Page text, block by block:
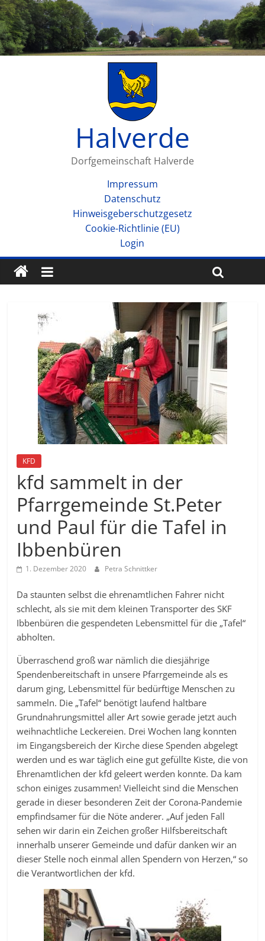
Halverde
Dorfgemeinschaft Halverde
Impressum
Datenschutz
Hinweisgeberschutzgesetz
Cookie-Richtlinie (EU)
Login
KFD
kfd sammelt in der
Pfarrgemeinde St.Peter
und Paul für die Tafel in
Ibbenbüren
1. Dezember 2020 Petra Schnittker
Da staunten selbst die ehrenamtlichen Fahrer nicht
schlecht, als sie mit dem kleinen Transporter des SKF
Ibbenbüren die gespendeten Lebensmittel für die „Tafel“
abholten.
Überraschend groß war nämlich die diesjährige
Spendenbereitschaft in unsere Pfarrgemeinde als es
darum ging, Lebensmittel für bedürftige Menschen zu
sammeln. Die „Tafel“ benötigt laufend haltbare
Grundnahrungsmittel aller Art sowie gerade jetzt auch
weihnachtliche Leckereien. Drei Wochen lang konnten
im Eingangsbereich der Kirche diese Spenden abgelegt
werden und es war täglich eine gut gefüllte Kiste, die von
Ehrenamtlichen der kfd geleert werden konnte. Da kam
schon einiges zusammen! Vielleicht sind die Menschen
gerade in dieser besonderen Zeit der Corona-Pandemie
empfindsamer für die Nöte anderer. „Auf jeden Fall
sehen wir darin ein Zeichen großer Hilfsbereitschaft
innerhalb unserer Gemeinde und dafür danken wir an
dieser Stelle noch einmal allen Spendern von Herzen,“ so
die Verantwortlichen der kfd.